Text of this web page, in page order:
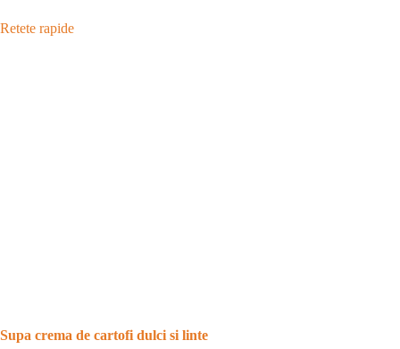
Retete rapide
Supa crema de cartofi dulci si linte